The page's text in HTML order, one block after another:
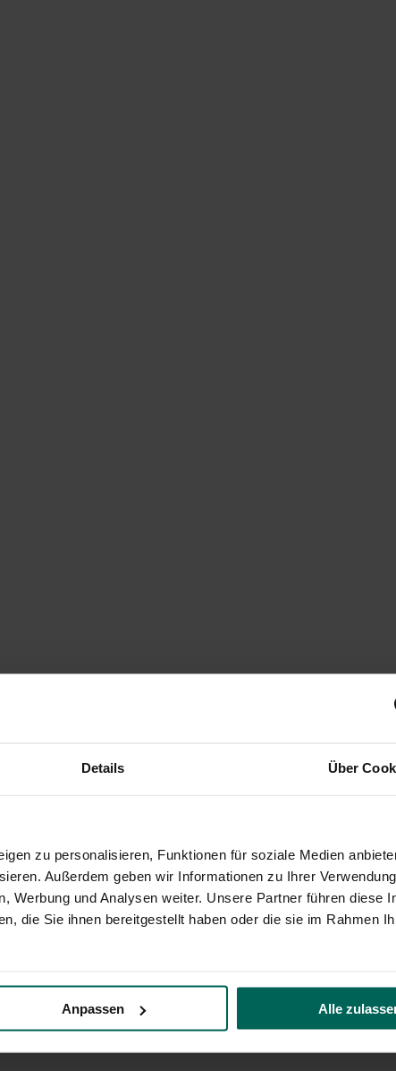
Details Über
zu personalisieren, Funktionen für soziale Medien
Außerdem geben wir Informationen zu Ihrer
Werbung und Analysen weiter. Unsere Partner führen diese
die Sie ihnen bereitgestellt haben oder die sie im Rahmen
Anpassen Alle